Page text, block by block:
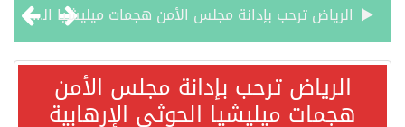
الرياض ترحب بإدانة مجلس الأمن هجمات ميليشيا الحوثي الإرهابية
شهباز شريف: اتفاقية مكة للدفاع المشترك تمثل محطة مفصلية في مسار التعاون
الرياض ترحب بإدانة مجلس الأمن
هجمات ميليشيا الحوثي الإرهابية